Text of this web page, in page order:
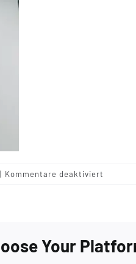
| Kommentare deaktiviert
Your